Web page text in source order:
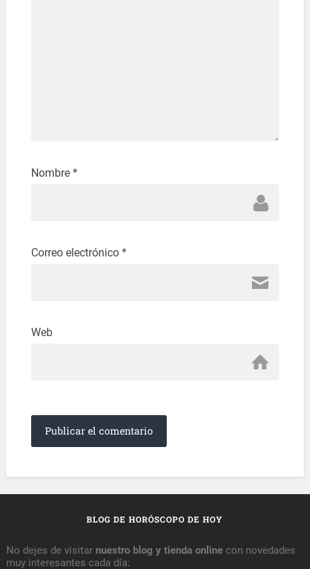
Nombre *
Correo electrónico *
Web
BLOG DE HORÓSCOPO DE HOY
No dejes de visitar nuestro blog y tienda onlinecon novedades
muy interesantes cada día: